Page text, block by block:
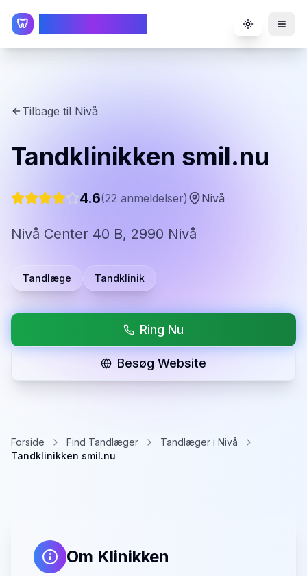
🦷 Toggle
Tilbage til Nivå
Tandklinikken smil.nu
4.6(22 anmeldelser) Nivå
Nivå Center 40 B, 2990 Nivå
Tandlæge Tandklinik
Ring Nu
Besøg Website
Forside Find Tandlæger
Tandlæger i Nivå
Tandklinikken smil.nu
Om Klinikken